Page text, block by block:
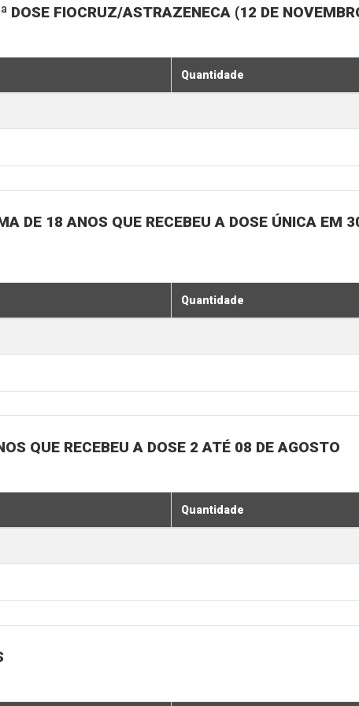
DOSE FIOCRUZ/ASTRAZENECA (12 DE
Quantidade
DE 18 ANOS QUE RECEBEU A DOSE ÚNICA EM
Quantidade
QUE RECEBEU A DOSE 2 ATÉ 08 DE AGOSTO
Quantidade